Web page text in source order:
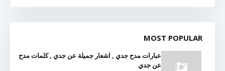
MOST POPULAR
عبارات مدح جدي , اشعار جميلة عن جدي , كلمات مدح
عن جدي